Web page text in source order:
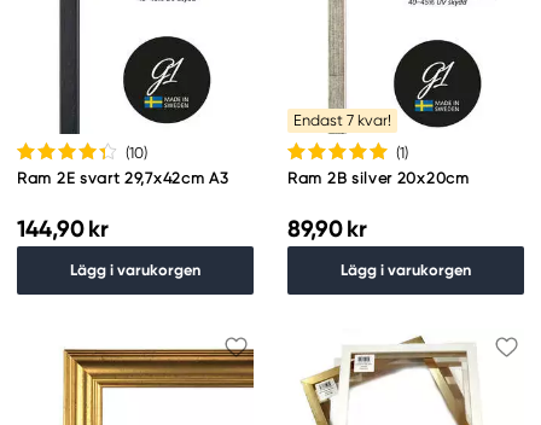
(10)
Ram 2E svart 29,7x42cm A3
144,90 kr
Lägg i varukorgen
Endast 7 kvar!
(1)
Ram 2B silver 20x20cm
89,90 kr
Lägg i varukorgen